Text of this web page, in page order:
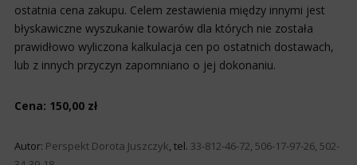
ostatnia cena zakupu. Celem zestawienia między innymi jest
błyskawiczne wyszukanie towarów dla których nie została
prawidłowo wyliczona kalkulacja cen po ostatnich dostawach,
lub z innych przyczyn zapomniano o jej dokonaniu.
Cena: 150,00 zł
Autor: Perspekt Dorota Juszczyk, tel. 33-812-46-72, 506-17-97-26, 502-